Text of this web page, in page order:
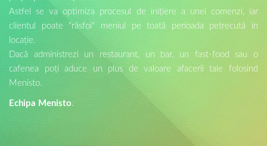
Astfel se va optimiza procesul de inițiere a unei comenzi, iar
clientul poate "răsfoi" meniul pe toată perioada petrecută în
locație.
Dacă administrezi un restaurant, un bar, un fast-food sau o
cafenea poți aduce un plus de valoare afacerii tale folosind
Menisto.
Echipa Menisto.